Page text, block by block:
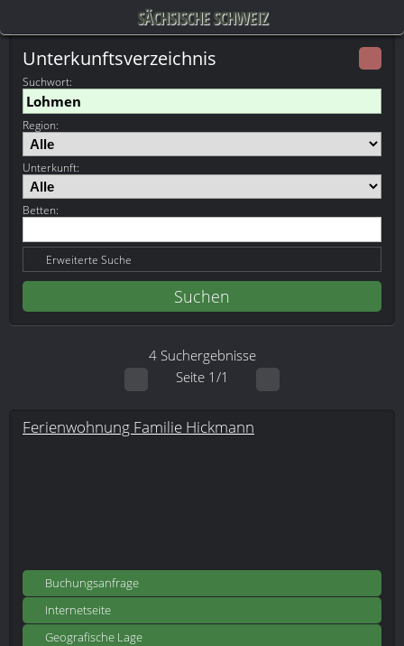
SÄCHSISCHE SCHWEIZ
Unterkunftsverzeichnis
Suchwort:
Region:
Unterkunft:
Betten:
Erweiterte Suche
4 Suchergebnisse
Seite 1/1
Ferienwohnung Familie Hickmann
Buchungsanfrage
Internetseite
Geografische Lage